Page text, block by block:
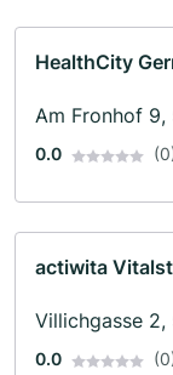
HealthCity
Am Fronhof 9,
0.0
actiwita
Villichgasse 2,
0.0